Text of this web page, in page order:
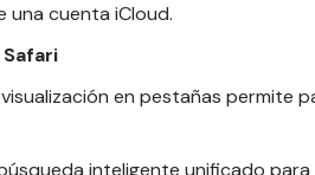
una cuenta iCloud.
Safari
visualización en pestañas permite
inteligente unificado